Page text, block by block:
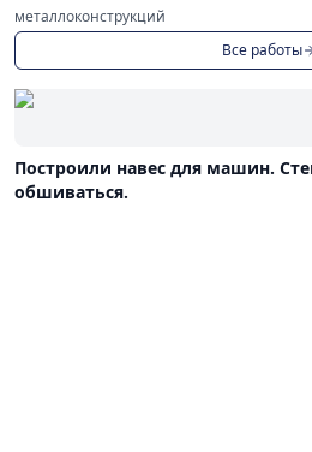
металлоконструкций
Все работы
Построили навес для машин.
обшиваться.